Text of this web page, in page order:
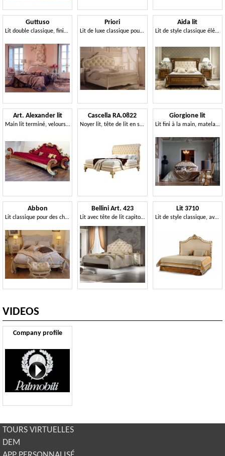
Guttuso
Lit double classique, finition argent, pour chambre
Priori
Lit de luxe classique pour les hôtels, les décorations de feuilles d'argent
Aida lit
Lit de style classique élégant
Art. Alexander lit
Main lit terminé, velours matelassé, chambre de luxe
Cascella RA.0822
Noyer lit, tête de lit en soie matelassée, pour stile classique
Giorgione lit
Lit fini à la main, matelassé, décorations de feuilles d'or
Abbon
Lit classique pour des chambres d'hôtel, de style Louis XV
Bellini Art. 423
Lit avec tête de lit capitonnée
Lit 3710
Lit de style classique, avec tête de lit sculptée
VIDEOS
Company profile
TOURS VIRTUELLES
DEM